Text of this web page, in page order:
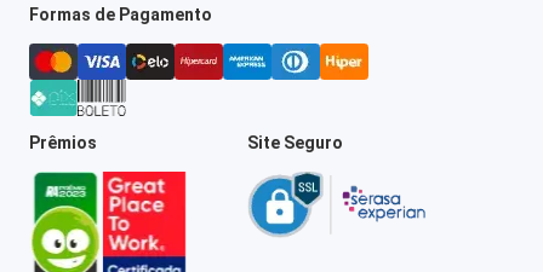
Formas de Pagamento
Prêmios Site Seguro